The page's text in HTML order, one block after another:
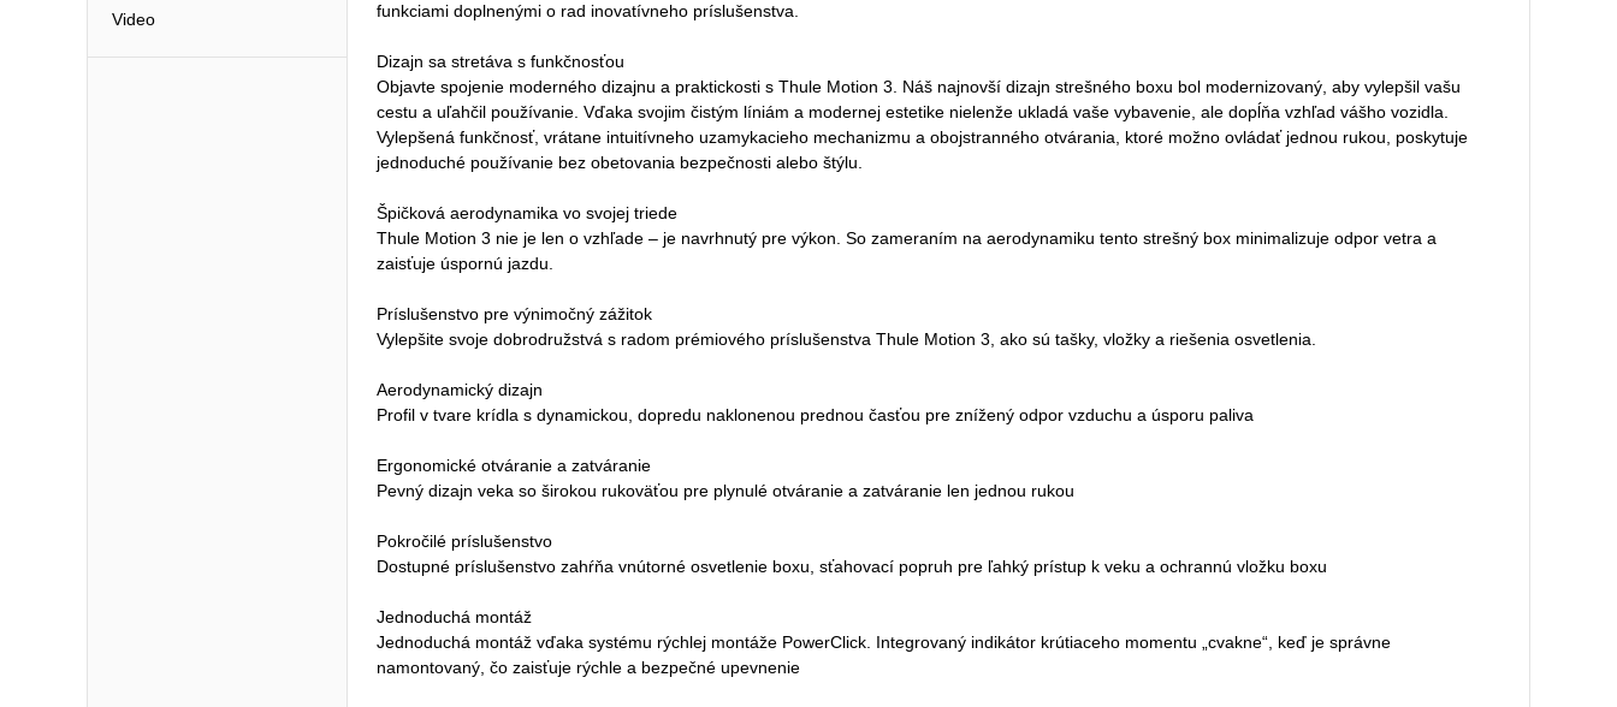
Video
funkciami doplnenými o rad inovatívneho príslušenstva.
Dizajn sa stretáva s funkčnosťou
Objavte spojenie moderného dizajnu a praktickosti s Thule Motion 3. Náš najnovší dizajn strešného boxu bol modernizovaný, aby vylepšil vašu
cestu a uľahčil používanie. Vďaka svojim čistým líniám a modernej estetike nielenže ukladá vaše vybavenie, ale dopĺňa vzhľad vášho vozidla.
Vylepšená funkčnosť, vrátane intuitívneho uzamykacieho mechanizmu a obojstranného otvárania, ktoré možno ovládať jednou rukou, poskytuje
jednoduché používanie bez obetovania bezpečnosti alebo štýlu.
Špičková aerodynamika vo svojej triede
Thule Motion 3 nie je len o vzhľade – je navrhnutý pre výkon. So zameraním na aerodynamiku tento strešný box minimalizuje odpor vetra a
zaisťuje úspornú jazdu.
Príslušenstvo pre výnimočný zážitok
Vylepšite svoje dobrodružstvá s radom prémiového príslušenstva Thule Motion 3, ako sú tašky, vložky a riešenia osvetlenia.
Aerodynamický dizajn
Profil v tvare krídla s dynamickou, dopredu naklonenou prednou časťou pre znížený odpor vzduchu a úsporu paliva
Ergonomické otváranie a zatváranie
Pevný dizajn veka so širokou rukoväťou pre plynulé otváranie a zatváranie len jednou rukou
Pokročilé príslušenstvo
Dostupné príslušenstvo zahŕňa vnútorné osvetlenie boxu, sťahovací popruh pre ľahký prístup k veku a ochrannú vložku boxu
Jednoduchá montáž
Jednoduchá montáž vďaka systému rýchlej montáže PowerClick. Integrovaný indikátor krútiaceho momentu „cvakne“, keď je správne
namontovaný, čo zaisťuje rýchle a bezpečné upevnenie